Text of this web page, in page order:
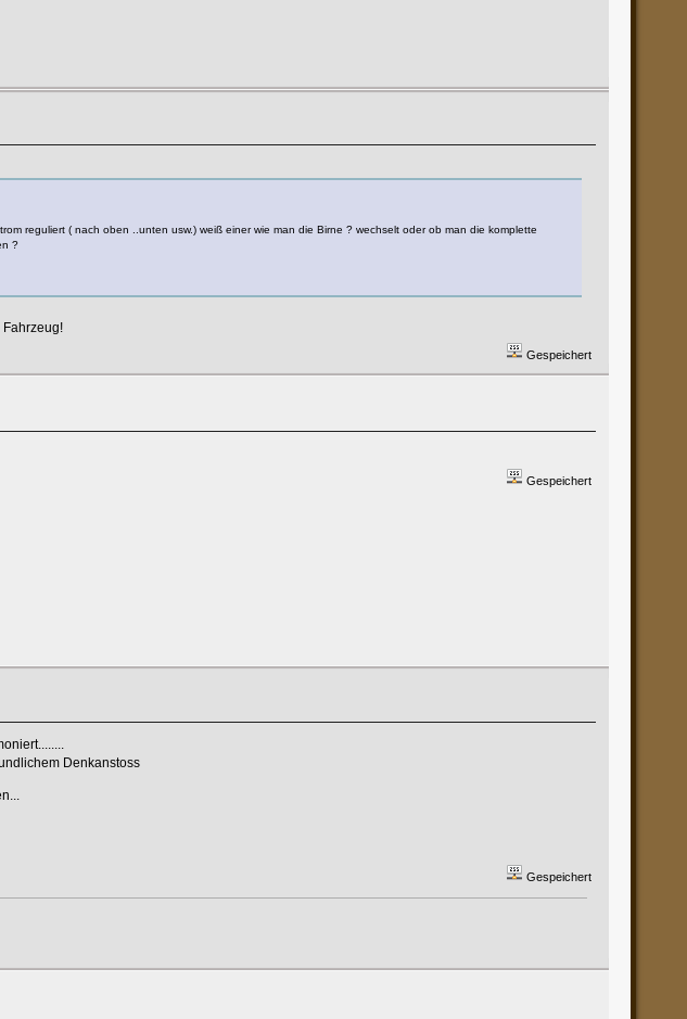
reguliert ( nach oben ..unten usw.) weiß einer wie man die Birne ? wechselt oder ob man die komplette
?
Fahrzeug!
Gespeichert
Gespeichert
Denkanstoss
Gespeichert